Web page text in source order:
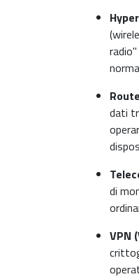
dati
di
VPN